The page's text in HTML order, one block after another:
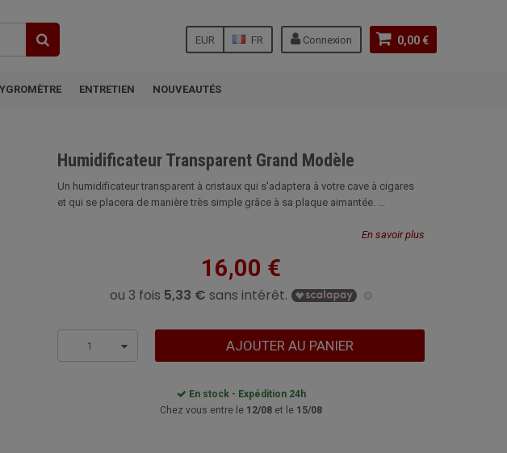
0,00 €
Connexion
FR
EUR
ENTRETIEN NOUVEAUTÉS
Humidificateur Transparent Grand Modèle
Un humidificateur transparent à cristaux qui s'adaptera à votre cave à cigares
et qui se placera de manière très simple grâce à sa plaque aimantée. ...
En savoir plus
16,00 €
1 AJOUTER AU PANIER
En stock - Expédition 24h
Chez vous entre le 12/08 et le 15/08